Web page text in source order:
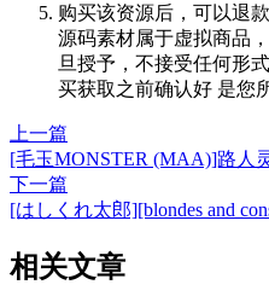
购买该资源后，可以退
源码素材属于虚拟商品
旦授予，不接受任何形
买获取之前确认好 是您
上一篇
[毛玉MONSTER (MAA)]路人
下一篇
[はしくれ太郎][blondes and
相关文章